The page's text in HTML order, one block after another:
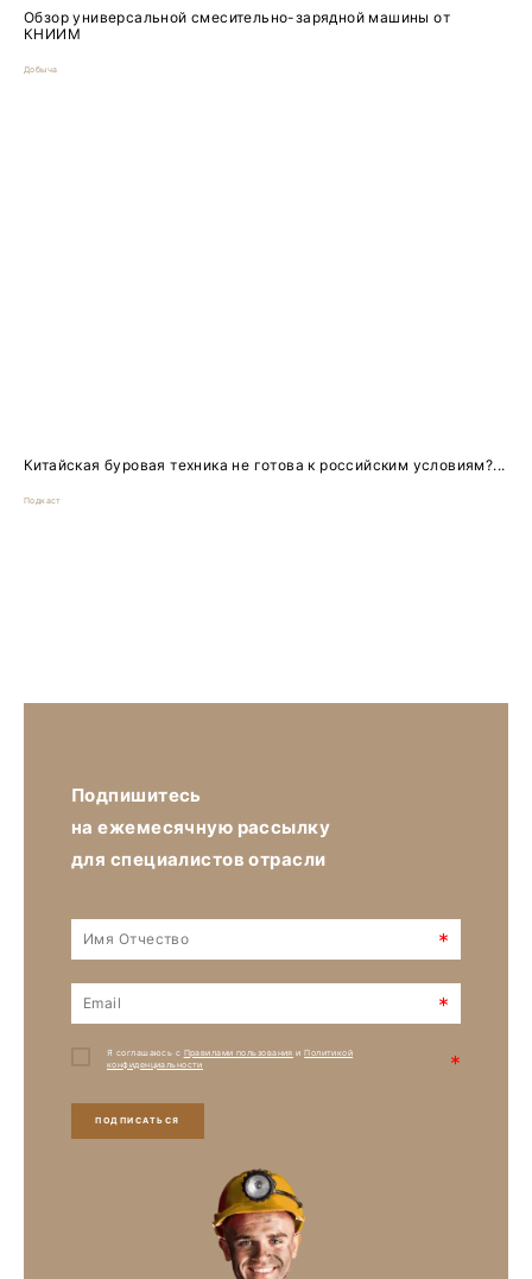
Обзор универсальной смесительно-зарядной машины от
КНИИМ
Добыча
Китайская буровая техника не готова к российским условиям?...
Подкаст
Подпишитесь
на ежемесячную рассылку
для специалистов отрасли
*
*
Я соглашаюсь с Правилами пользования иПолитикой
конфиденциальности
*
ПОДПИСАТЬСЯ